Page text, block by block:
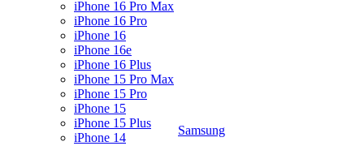
iPhone 16 Pro Max
iPhone 16 Pro
iPhone 16
iPhone 16e
iPhone 16 Plus
iPhone 15 Pro Max
iPhone 15 Pro
iPhone 15
iPhone 15 Plus
iPhone 14
Samsung